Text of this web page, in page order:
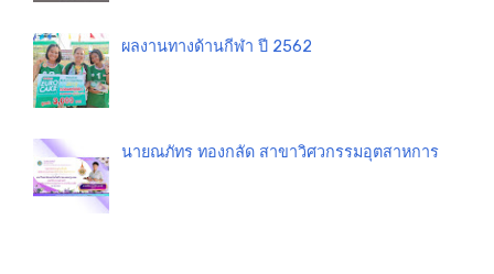
ผลงานทางด้านกีฬา ปี 2562
นายณภัทร ทองกลัด สาขาวิศวกรรมอุตสาหการ